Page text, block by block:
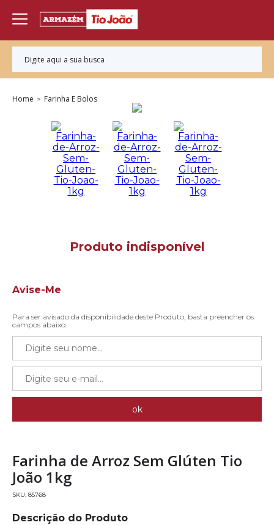
Home Farinha E Bolos
Farinha de Arroz Sem Glúten Tio
João 1kg
85768
Avise-Me
Para ser avisado da disponibilidade deste Produto, basta preencher os
campos abaixo.
Descrição do Produto